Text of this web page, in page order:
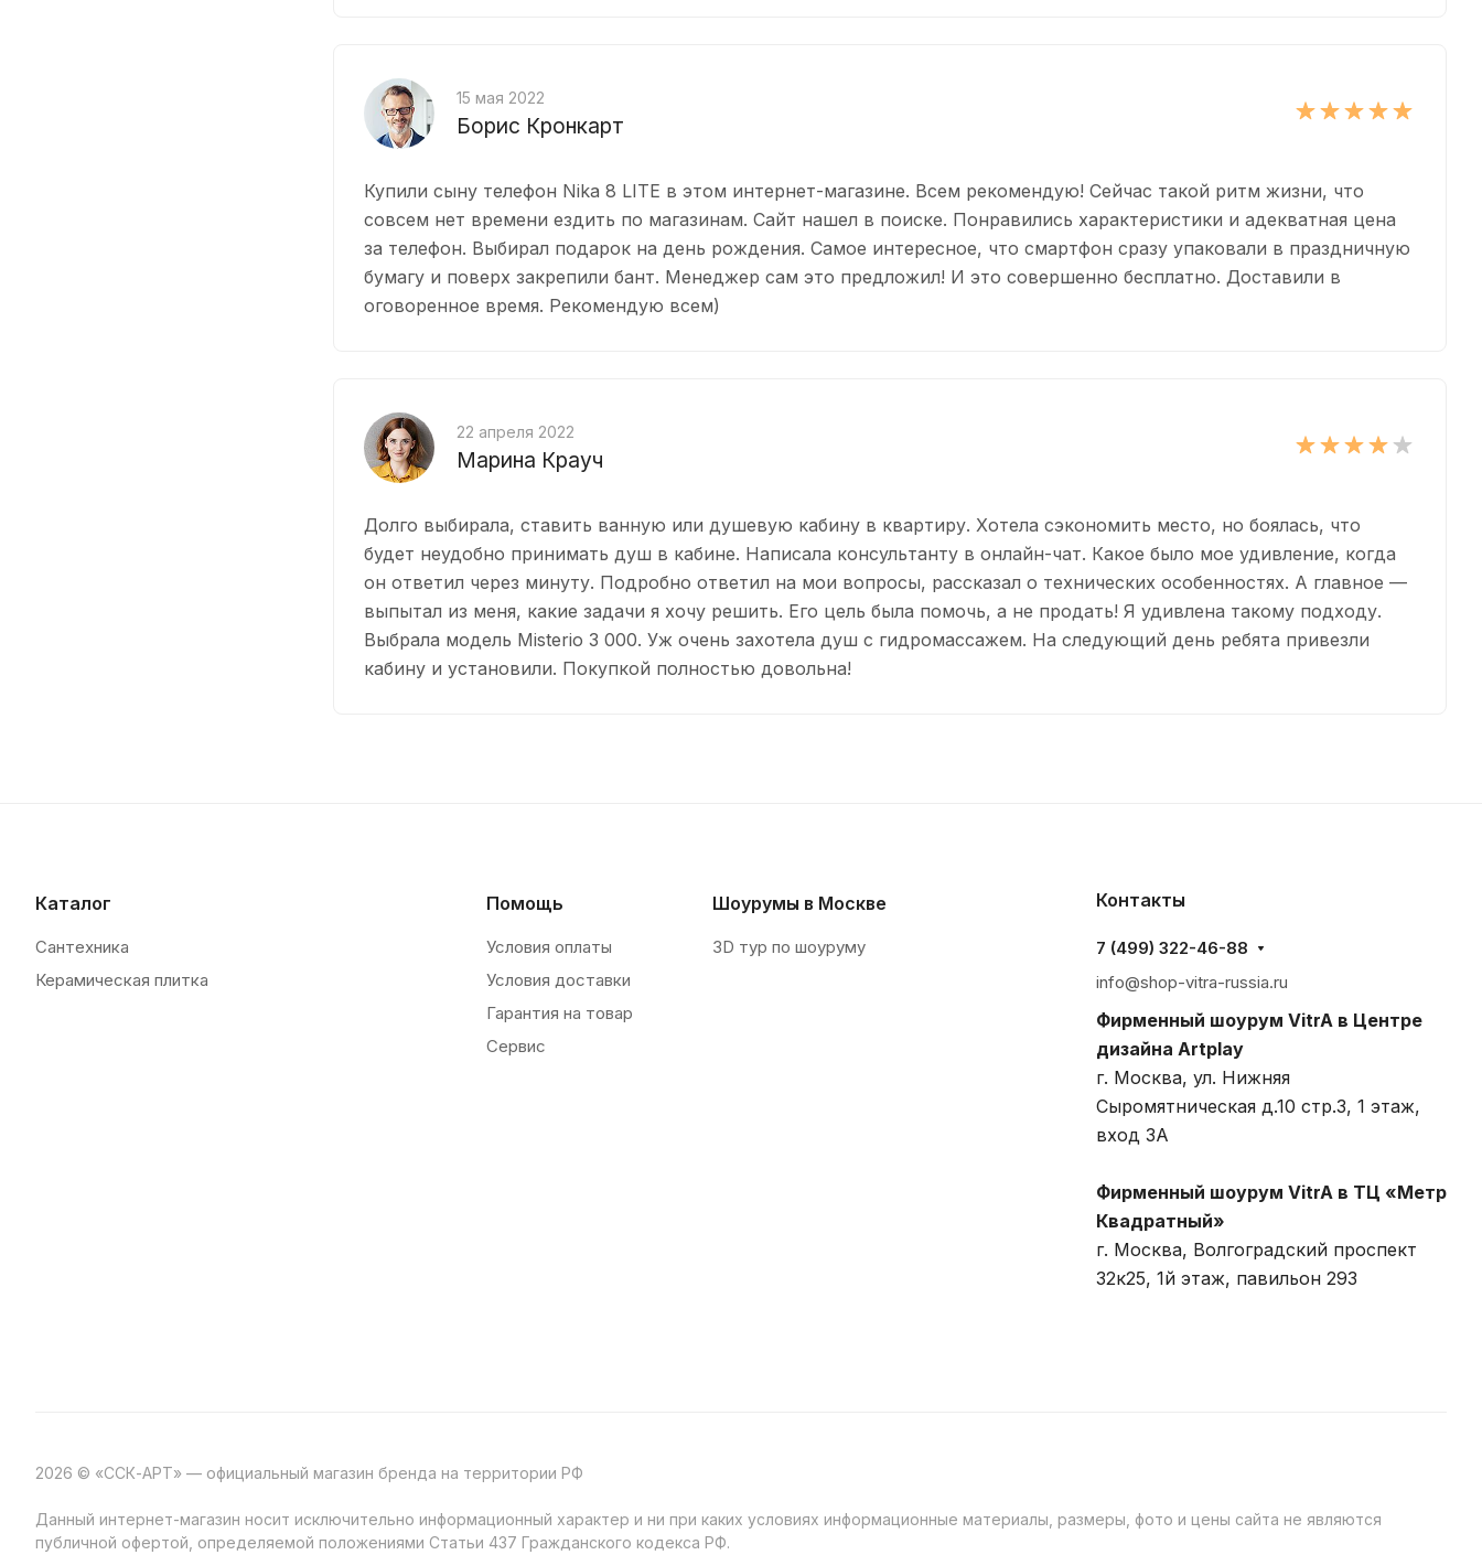
15 мая 2022
Борис Кронкарт
Купили сыну телефон Nika 8 LITE в этом интернет-магазине. Всем рекомендую! Сейчас такой ритм жизни, что
совсем нет времени ездить по магазинам. Сайт нашел в поиске. Понравились характеристики и адекватная цена
за телефон. Выбирал подарок на день рождения. Самое интересное, что смартфон сразу упаковали в праздничную
бумагу и поверх закрепили бант. Менеджер сам это предложил! И это совершенно бесплатно. Доставили в
оговоренное время. Рекомендую всем)
22 апреля 2022
Марина Крауч
Долго выбирала, ставить ванную или душевую кабину в квартиру. Хотела сэкономить место, но боялась, что
будет неудобно принимать душ в кабине. Написала консультанту в онлайн-чат. Какое было мое удивление, когда
он ответил через минуту. Подробно ответил на мои вопросы, рассказал о технических особенностях. А главное —
выпытал из меня, какие задачи я хочу решить. Его цель была помочь, а не продать! Я удивлена такому подходу.
Выбрала модель Misterio 3 000. Уж очень захотела душ с гидромассажем. На следующий день ребята привезли
кабину и установили. Покупкой полностью довольна!
Каталог
Сантехника
Керамическая плитка
Помощь
Условия оплаты
Условия доставки
Гарантия на товар
Сервис
Шоурумы в Москве
3D тур по шоуруму
Контакты
7 (499) 322-46-88
info@shop-vitra-russia.ru
Фирменный шоурум VitrA в Центре
дизайна Artplay
г. Москва, ул. Нижняя
Сыромятническая д.10 стр.3, 1 этаж,
вход 3A
Фирменный шоурум VitrA в ТЦ «Метр
Квадратный»
г. Москва, Волгоградский проспект
32к25, 1й этаж, павильон 293
2026 © «ССК-АРТ» — официальный магазин бренда на территории РФ
Данный интернет-магазин носит исключительно информационный характер и ни при каких условиях информационные материалы, размеры, фото и цены сайта не являются
публичной офертой, определяемой положениями Статьи 437 Гражданского кодекса РФ.